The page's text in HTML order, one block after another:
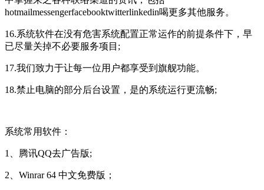
hotmailmessengerfacebooktwitterlinkedin喝更多其他服务。
16.系统软件在没有危害系统配置正常运作的前提条件下，早
已尽量关掉不必要服务项目;
17.我们致力于让每一位用户都享受到旗舰功能。
18.禁止电脑的部分后台设置，是的系统运行更流畅;
系统常用软件：
1、腾讯QQ去广告版;
2、Winrar 64 中文免费版；